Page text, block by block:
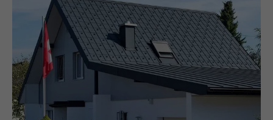
CÉL
Teszt jelleggel alkalmazzák annak
ellenőrzésére, hogy a böngésző engedi-
e sütik elhelyezését. Azonosító
jellemzőket nem tartalmaz.
FOLYAMAT Munkamenet
CÉL
A LinkedIn használja, ha egy weboldal
beágyazott nyomonkövetési ablakot
tartalmaz.
bcookie